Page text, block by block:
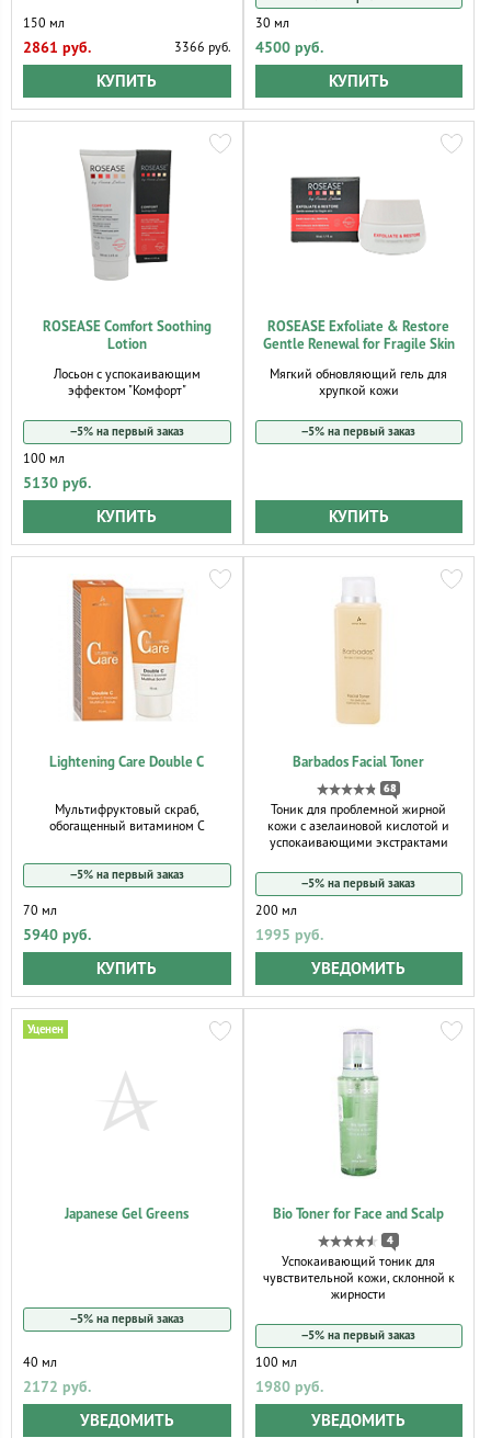
150 мл
2861 руб. 3366 руб.
КУПИТЬ
30 мл
4500 руб.
КУПИТЬ
ROSEASE Comfort Soothing
Lotion
Лосьон с успокаивающим
эффектом "Комфорт"
−5% на первый заказ
100 мл
5130 руб.
КУПИТЬ
ROSEASE Exfoliate & Restore
Gentle Renewal for Fragile Skin
Мягкий обновляющий гель для
хрупкой кожи
−5% на первый заказ
КУПИТЬ
Lightening Care Double C
Мультифруктовый скраб,
обогащенный витамином С
−5% на первый заказ
70 мл
5940 руб.
КУПИТЬ
Barbados Facial Toner
68
Тоник для проблемной жирной
кожи с азелаиновой кислотой и
успокаивающими экстрактами
−5% на первый заказ
200 мл
1995 руб.
УВЕДОМИТЬ
Japanese Gel Greens
−5% на первый заказ
40 мл
2172 руб.
УВЕДОМИТЬ
Bio Toner for Face and Scalp
4
Успокаивающий тоник для
чувствительной кожи, склонной к
жирности
−5% на первый заказ
100 мл
1980 руб.
УВЕДОМИТЬ